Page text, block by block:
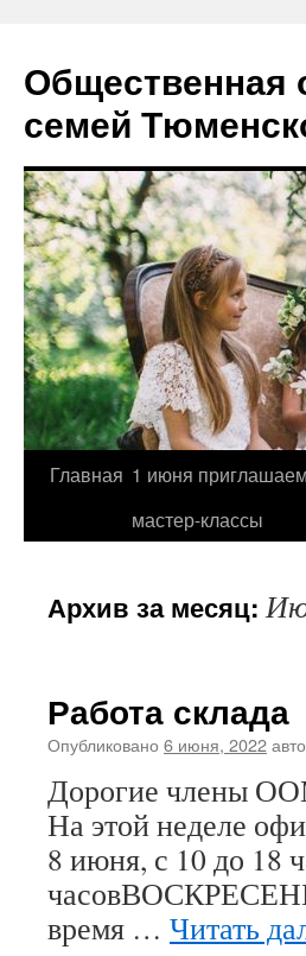
содержимому
Общественная
семей
Главная 1 июня
мастер-классы
Архив за месяц:
Работа склада
Опубликовано 6 июня, 2022
Дорогие члены
На этой неделе
8 июня, с 10 до 18
время … Читать